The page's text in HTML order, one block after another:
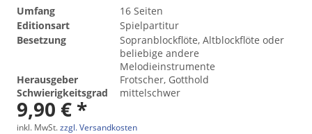
Umfang
16 Seiten
Editionsart
Spielpartitur
Besetzung
Sopranblockflöte, Altblockflöte oder
beliebige andere
Melodieinstrumente
Herausgeber
Frotscher, Gotthold
Schwierigkeitsgrad
mittelschwer
9,90 € *
inkl. MwSt.zzgl. Versandkosten